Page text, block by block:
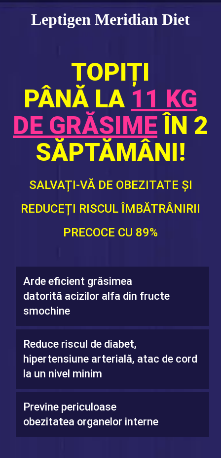
Leptigen Meridian Diet
TOPIȚI
PÂNĂ LA 11 KG
DE GRĂSIME ÎN 2
SĂPTĂMÂNI!
SALVAȚI-VĂ DE OBEZITATE ȘI
REDUCEȚI RISCUL ÎMBĂTRÂNIRII
PRECOCE CU 89%
Arde eficient grăsimea
datorită acizilor alfa din fructe
smochine
Reduce riscul de diabet,
hipertensiune arterială, atac de cord
la un nivel minim
Previne periculoase
obezitatea organelor interne